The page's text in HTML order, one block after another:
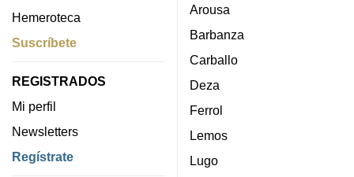
Hemeroteca
Suscríbete
REGISTRADOS
Mi perfil
Newsletters
Regístrate
Arousa
Barbanza
Carballo
Deza
Ferrol
Lemos
Lugo